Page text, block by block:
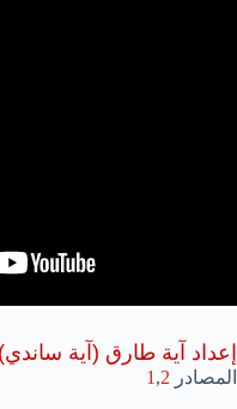
إعداد آية طارق (آية ساندي)
المصادر 1,2